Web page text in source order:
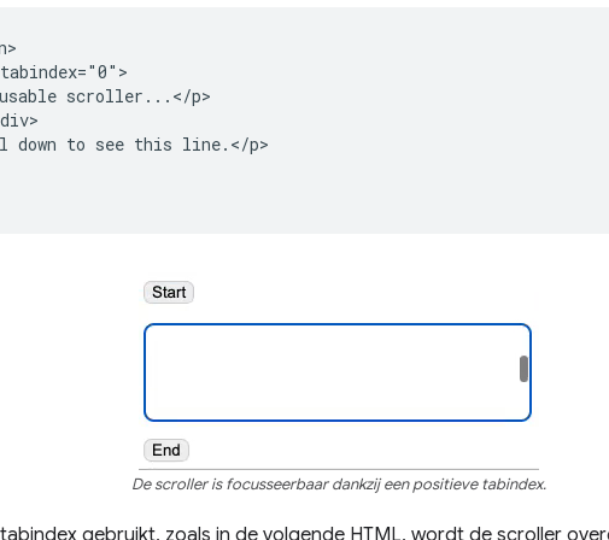
scroller...</p>
down to see this line.</p>
De scroller is focusseerbaar dankzij een positieve tabindex.
gebruikt, zoals in de volgende HTML, wordt de scroller